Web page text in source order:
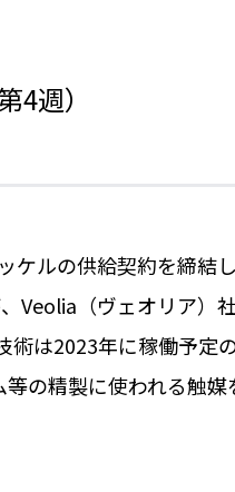
週）
ケルの供給契約を締結
Veolia（ヴェオリア）
は2023年に稼働予定
の精製に使われる触媒